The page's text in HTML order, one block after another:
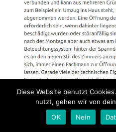
Diese Website benutzt
nutzt, gehen wir von
OK
Nein